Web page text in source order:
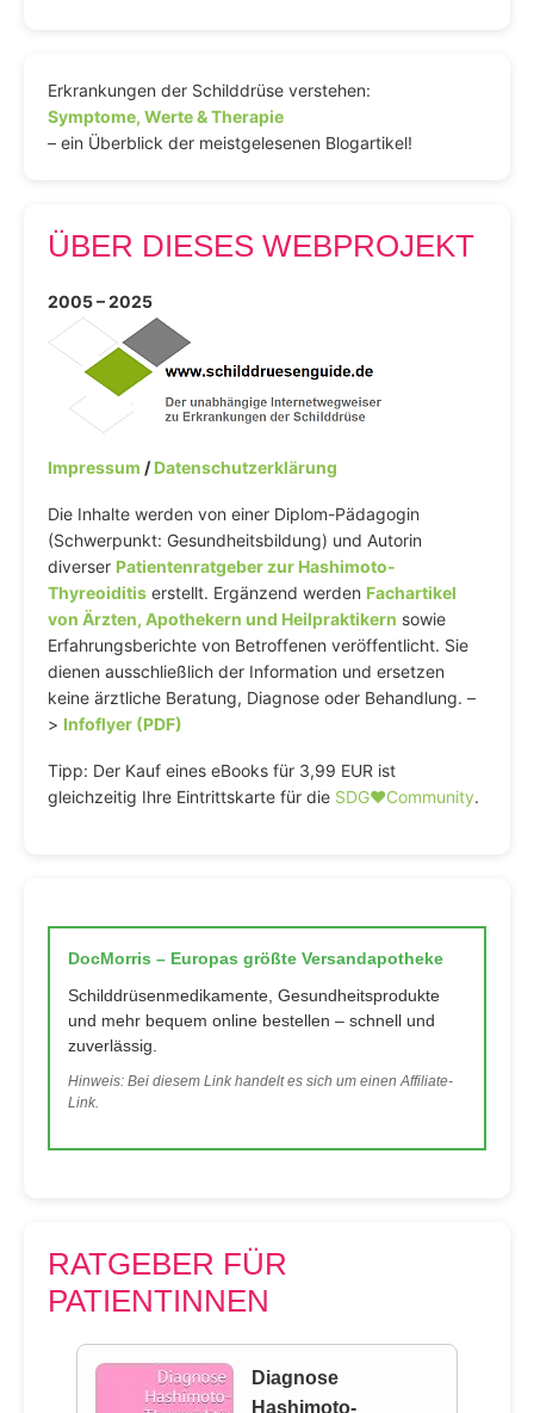
Erkrankungen der Schilddrüse verstehen:
Symptome, Werte & Therapie
– ein Überblick der meistgelesenen Blogartikel!
ÜBER DIESES WEBPROJEKT
2005 – 2025
Impressum /Datenschutzerklärung
Die Inhalte werden von einer Diplom-Pädagogin
(Schwerpunkt: Gesundheitsbildung) und Autorin
diverser Patientenratgeber zur Hashimoto-
Thyreoiditis erstellt. Ergänzend werden Fachartikel
von Ärzten, Apothekern und Heilpraktikern sowie
Erfahrungsberichte von Betroffenen veröffentlicht. Sie
dienen ausschließlich der Information und ersetzen
keine ärztliche Beratung, Diagnose oder Behandlung. –
> Infoflyer (PDF)
Tipp: Der Kauf eines eBooks für 3,99 EUR ist
gleichzeitig Ihre Eintrittskarte für die SDG♥️Community.
DocMorris – Europas größte Versandapotheke
Schilddrüsenmedikamente, Gesundheitsprodukte
und mehr bequem online bestellen – schnell und
zuverlässig.
Hinweis: Bei diesem Link handelt es sich um einen Affiliate-
Link.
RATGEBER FÜR
PATIENTINNEN
Diagnose
Hashimoto-